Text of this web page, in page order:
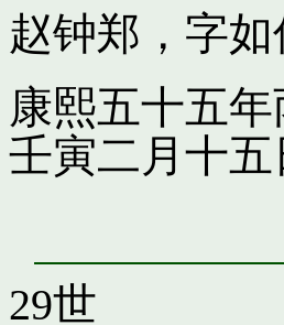
赵钟郑，字如
康熙五十五
壬寅二月十
29世